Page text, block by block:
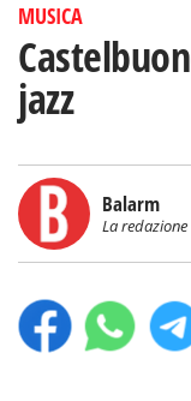
MUSICA
jazz
Balarm
La redazione